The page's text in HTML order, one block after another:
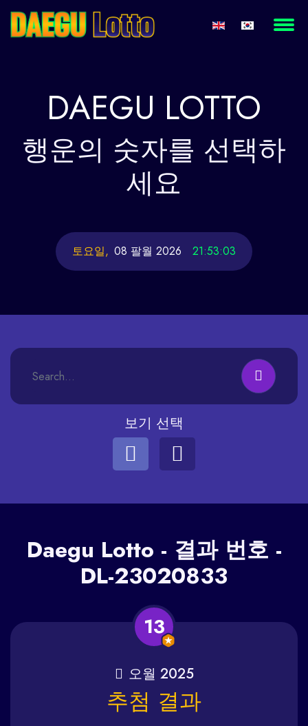
DAEGU LOTTO
행운의 숫자를 선택하
세요
토요일, 08 팔월 2026 21:53:04
보기 선택
Daegu Lotto - 결과 번호 -
DL-23020833
13
오월 2025
추첨 결과